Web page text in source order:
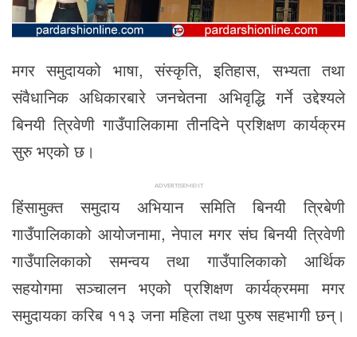
मगर समुदायको भाषा, संस्कृति, इतिहास, सभ्यता तथा
संवैधानिक अधिकारबारे जनचेतना अभिवृद्धि गर्ने उद्देश्यले
बिनयी त्रिवेणी गाउँपालिकामा तीनदिने प्रशिक्षण कार्यक्रम
सुरु भएको छ।
ADVERTISEMENT
हिंसामुक्त समुदाय अभियान समिति बिनयी त्रिबेणी
गाउँपालिकाको आयोजनामा, नेपाल मगर संघ बिनयी त्रिवेणी
गाउँपालिकाको समन्वय तथा गाउँपालिकाको आर्थिक
सहयोगमा सञ्चालन भएको प्रशिक्षण कार्यक्रममा मगर
समुदायका करिब ११३ जना महिला तथा पुरुष सहभागी छन्।